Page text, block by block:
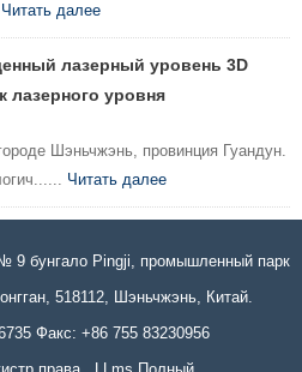
Читать далее
лазерный уровень 3D
лазерного уровня
Шэньчжэнь, провинция Гуандун.
Читать далее
9 бунгало Pingji, промышленный парк
518112, Шэньчжэнь, Китай.
Факс: +86 755 83230956